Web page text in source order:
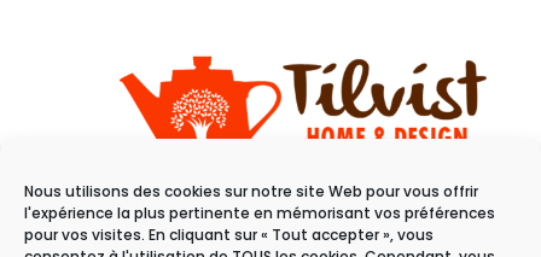
Nous utilisons des cookies sur notre site Web pour vous offrir
l'expérience la plus pertinente en mémorisant vos préférences
pour vos visites. En cliquant sur « Tout accepter », vous
11 rue du raisin
68100 Mulhouse